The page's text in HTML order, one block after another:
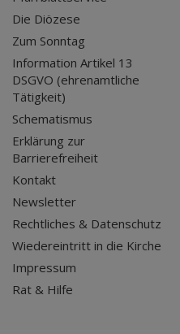
Die Diözese
Zum Sonntag
Information Artikel 13
DSGVO (ehrenamtliche
Tätigkeit)
Schematismus
Erklärung zur
Barrierefreiheit
Kontakt
Newsletter
Rechtliches & Datenschutz
Wiedereintritt in die Kirche
Impressum
Rat & Hilfe